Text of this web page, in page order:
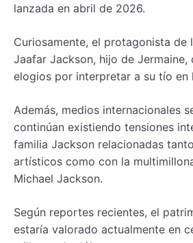
lanzada en abril de 2026.
Curiosamente, el protagonista de
Jaafar Jackson, hijo de Jermaine,
elogios por interpretar a su tío en
Además, medios internacionales
continúan existiendo tensiones
familia Jackson relacionadas
artísticos como con la
Michael Jackson.
Según reportes recientes, el
estaría valorado actualmente en